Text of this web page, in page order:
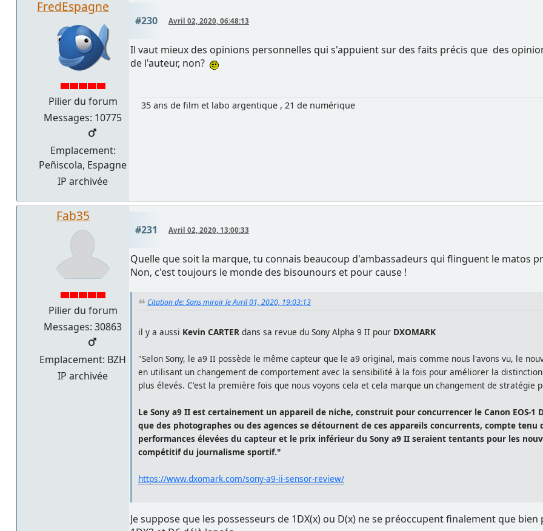
FredEspagne
Pilier du forum
Messages: 10775
Emplacement:
Peñiscola, Espagne
IP archivée
#230 Avril 02, 2020, 06:48:13
Il vaut mieux des opinions personnelles qui s'appuient sur des faits précis que des
de l'auteur, non?
35 ans de film et labo argentique , 21 de numérique
Fab35
Pilier du forum
Messages: 30863
Emplacement: BZH
IP archivée
#231 Avril 02, 2020, 13:00:33
Quelle que soit la marque, tu connais beaucoup d'ambassadeurs qui flinguent le matos
Non, c'est toujours le monde des bisounours et pour cause !
Citation de: Sans miroir le Avril 01, 2020, 19:03:13
il y a aussi Kevin CARTER dans sa revue du Sony Alpha 9 II pour DXOMARK
"Selon Sony, le a9 II possède le même capteur que le a9 original, mais comme nous l'avons vu, le
en utilisant un changement de comportement avec la sensibilité à la fois pour améliorer la
plus élevés. C'est la première fois que nous voyons cela et cela marque un changement de stratégie
Le Sony a9 II est certainement un appareil de niche, construit pour concurrencer le Canon EOS-
que des photographes ou des agences se détournent de ces appareils concurrents, compte
performances élevées du capteur et le prix inférieur du Sony a9 II seraient tentants pour les
compétitif du journalisme sportif."
https://www.dxomark.com/sony-a9-ii-sensor-review/
Je suppose que les possesseurs de 1DX(x) ou D(x) ne se préoccupent finalement que